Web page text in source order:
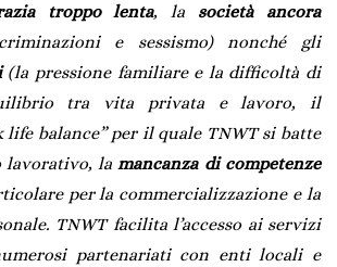
troppo lenta, la società ancora
e sessismo) nonché gli
(la pressione familiare e la difficoltà di
tra vita privata e lavoro, il
life balance” per il quale TNWT si batte
lavorativo, lamancanza di competenze
per la commercializzazione e la
TNWT facilita l’accesso ai servizi
partenariati con enti locali e